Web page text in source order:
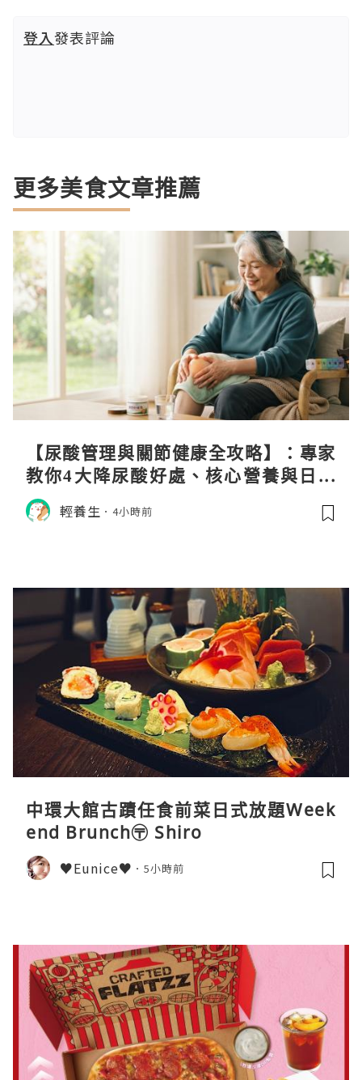
登入發表評論
更多美食文章推薦
【尿酸管理與關節健康全攻略】：專家
教你4大降尿酸好處、核心營養與日常
飲食調理秘訣
輕養生 4小時前
中環大館古蹟任食前菜日式放題Week
end Brunch〶 Shiro
♥Eunice♥ 5小時前